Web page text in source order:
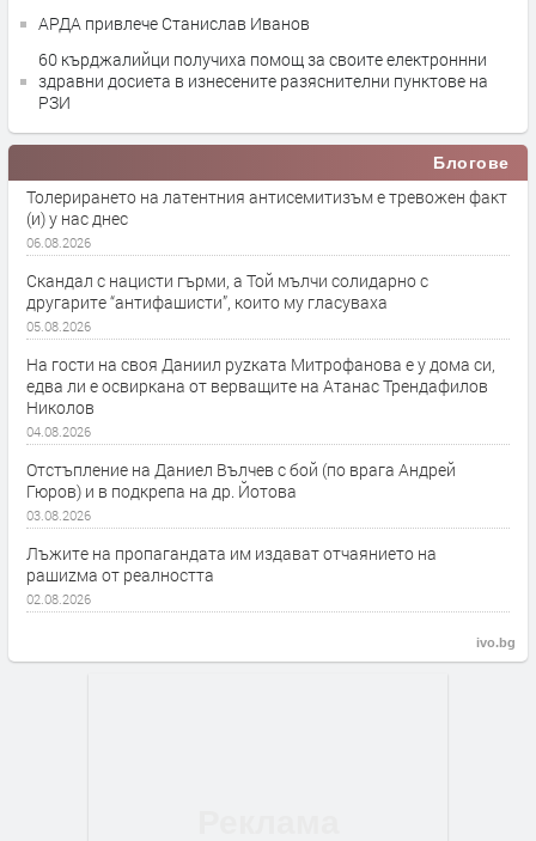
АРДА привлече Станислав Иванов
60 кърджалийци получиха помощ за своите електроннни
здравни досиета в изнесените разяснителни пунктове на
РЗИ
Блогове
Толерирането на латентния антисемитизъм е тревожен факт
(и) у нас днес
06.08.2026
Скандал с нацисти гърми, а Той мълчи солидарно с
другарите “антифашисти”, които му гласуваха
05.08.2026
На гости на своя Даниил руzката Митрофанова е у дома си,
едва ли е освиркана от верващите на Атанас Трендафилов
Николов
04.08.2026
Отстъпление на Даниел Вълчев с бой (по врага Андрей
Гюров) и в подкрепа на др. Йотова
03.08.2026
Лъжите на пропагандата им издават отчаянието на
рашиzма от реалността
02.08.2026
ivo.bg